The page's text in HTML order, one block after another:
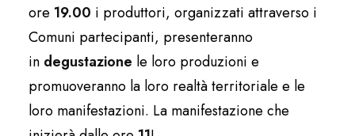
ore 19.00 i produttori, organizzati attraverso i
Comuni partecipanti, presenteranno
in degustazione le loro produzioni e
promuoveranno la loro realtà territoriale e le
loro manifestazioni. La manifestazione che